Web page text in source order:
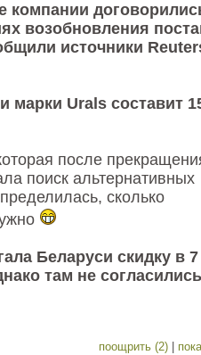
компании
возобновления
источники
марки Urals составит
после
поиск альтернативных
сколько
Беларуси скидку в 7
там не
поощрить (2)